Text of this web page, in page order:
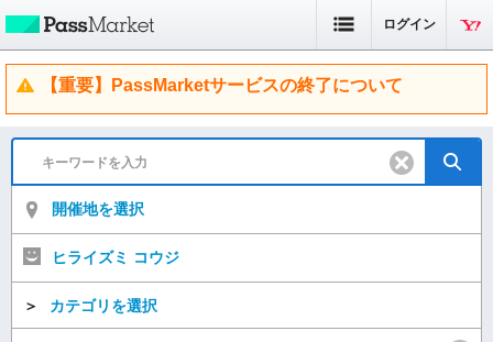
ログイン
【重要】PassMarketサービスの終了について
開催地を選択
ヒライズミ コウジ
＞ カテゴリを選択